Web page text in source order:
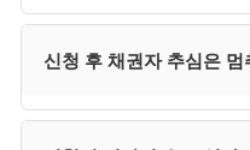
준비하면 됩니다.
수 있어 면책에 영향을
신청 후 채권자 추심은 멈